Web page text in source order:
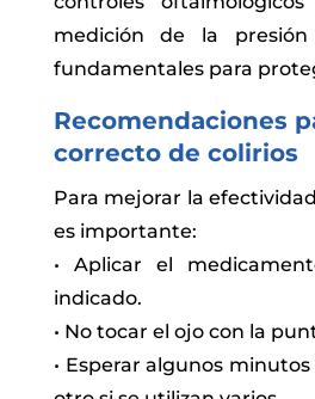
medición de la presión
fundamentales para
Recomendaciones
correcto de colirios
Para mejorar la
es importante:
• Aplicar el
indicado.
• No tocar el ojo con la
• Esperar algunos